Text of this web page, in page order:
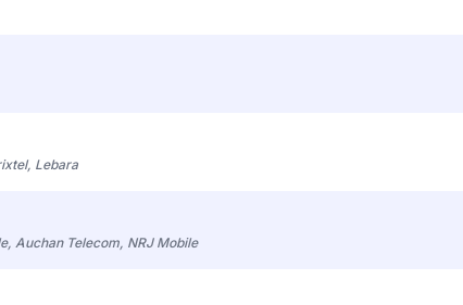
Lebara
Auchan Telecom, NRJ Mobile